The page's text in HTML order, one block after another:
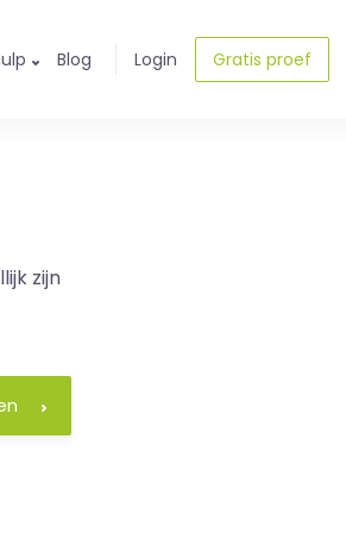
Blog Login Gratis proef
zijn